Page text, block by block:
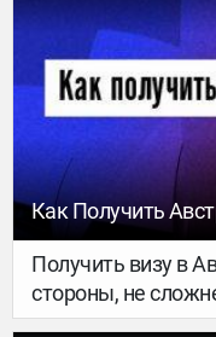
Как Получить
Получить визу в
стороны, не
Правильный